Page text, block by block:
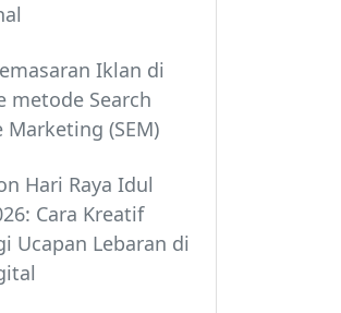
Iklan di
metode Search
Marketing (SEM)
Hari Raya Idul
Cara Kreatif
Ucapan Lebaran di